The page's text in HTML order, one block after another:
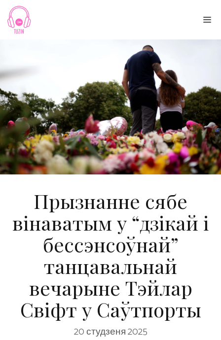
Skip
content
Прызнанне сябе
вінаватым у “дзікай і
бессэнсоўнай”
танцавальнай
вечарыне Тэйлар
Свіфт у Саўтпорты
20 студзеня 2025